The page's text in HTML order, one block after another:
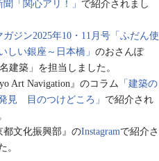
「関心アリ！」 で紹介されまし
ガジン2025年10・11月号「ふだん使
しい銀座～日本橋」 のおさんぽ
建築」を担当しました。
Art Navigation』のコラム 「建築の
見 目のつけどころ」 で紹介され
都文化振興部』のInstagramで紹介さ
。